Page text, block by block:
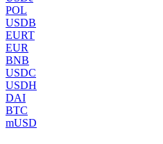
POL
USDB
EURT
EUR
BNB
USDC
USDH
DAI
BTC
mUSD